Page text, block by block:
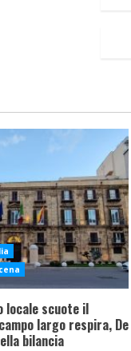
locale scuote il
largo respira, De
bilancia